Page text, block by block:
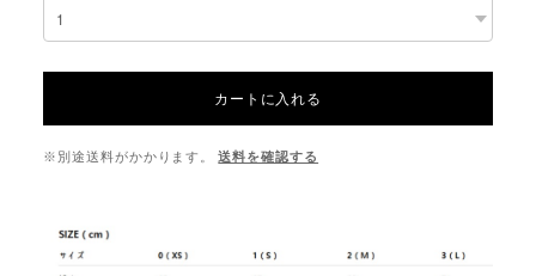
カートに入れる
※別途送料がかかります。 送料を確認する